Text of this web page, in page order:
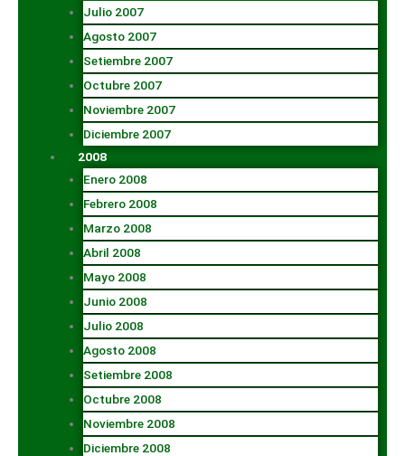
Julio 2007
Agosto 2007
Setiembre 2007
Octubre 2007
Noviembre 2007
Diciembre 2007
2008
Enero 2008
Febrero 2008
Marzo 2008
Abril 2008
Mayo 2008
Junio 2008
Julio 2008
Agosto 2008
Setiembre 2008
Octubre 2008
Noviembre 2008
Diciembre 2008